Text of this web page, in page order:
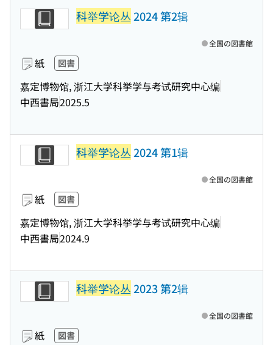
科举学论丛2024 第2辑
紙 図書
嘉定博物馆, 浙江大学科挙学与考试研究中心编
中西書局2025.5
全国の図書館
科举学论丛2024 第1辑
紙 図書
嘉定博物馆, 浙江大学科挙学与考试研究中心编
中西書局2024.9
全国の図書館
科举学论丛2023 第2辑
紙 図書
全国の図書館